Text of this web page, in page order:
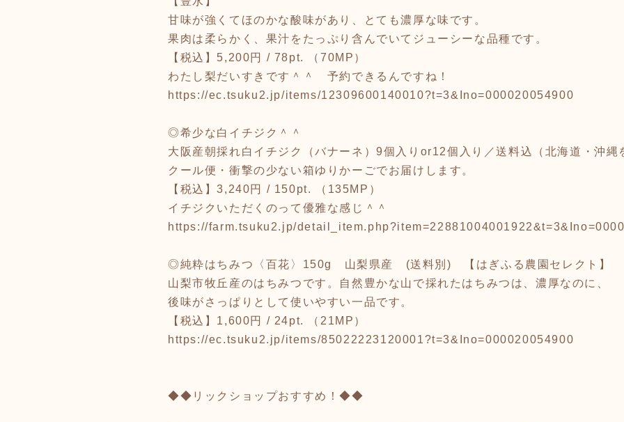
甘味が強くてほのかな酸味があり、とても濃厚な味です。
果肉は柔らかく、果汁をたっぷり含んでいてジューシーな品種です。
【税込】5,200円 / 78pt. （70MP）
わたし梨だいすきです＾＾ 予約できるんですね！
https://ec.tsuku2.jp/items/12309600140010?t=3&Ino=000020054900
◎希少な白イチジク＾＾
大阪産朝採れ白イチジク（バナーネ）9個入りor12個入り／送料込（北海道・沖縄
クール便・衝撃の少ない箱ゆりかーごでお届けします。
【税込】3,240円 / 150pt. （135MP）
イチジクいただくのって優雅な感じ＾＾
https://farm.tsuku2.jp/
◎純粋はちみつ〈百花〉150g 山梨県産 (送料別) 【はぎふる農園セレクト】
山梨市牧丘産のはちみつです。自然豊かな山で採れたはちみつは、濃厚なのに、
後味がさっぱりとして使いやすい一品です。
【税込】1,600円 / 24pt. （21MP）
https://ec.tsuku2.jp/items/85022223120001?t=3&Ino=000020054900
◆◆リックショップおすすめ！◆◆